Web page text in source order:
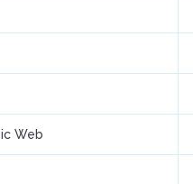
Web